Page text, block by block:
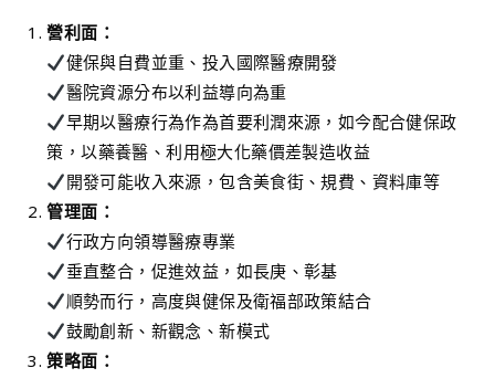
營利面：
健保與自費並重、投入國際醫療開發
醫院資源分布以利益導向為重
早期以醫療行為作為首要利潤來源，如今配合健保政
策，以藥養醫、利用極大化藥價差製造收益
開發可能收入來源，包含美食街、規費、資料庫等
管理面：
行政方向領導醫療專業
垂直整合，促進效益，如長庚、彰基
順勢而行，高度與健保及衛福部政策結合
鼓勵創新、新觀念、新模式
策略面：